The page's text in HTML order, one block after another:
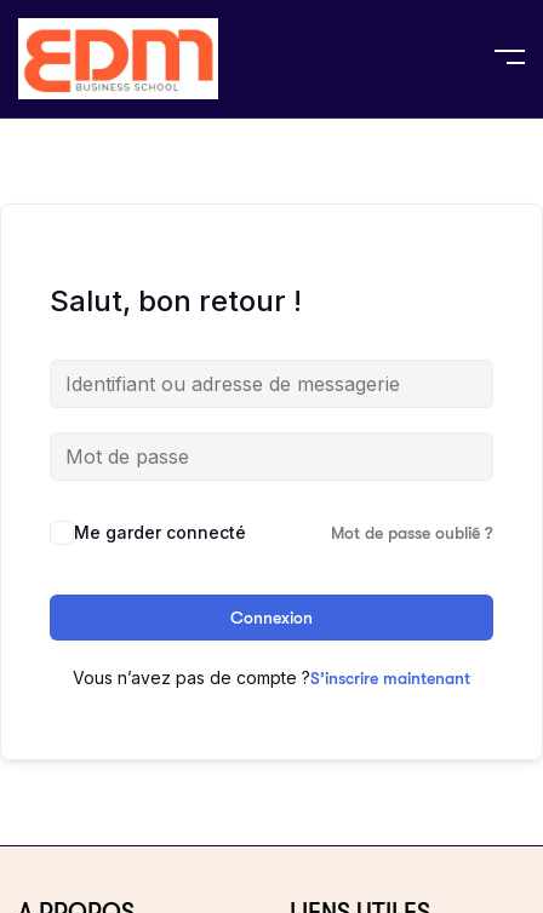
Salut, bon retour !
Me garder connecté Mot de passe oublié ?
Connexion
Vous n’avez pas de compte ?S’inscrire maintenant